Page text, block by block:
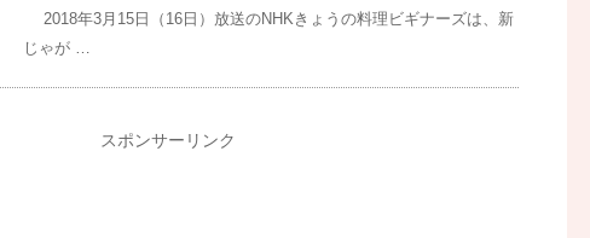
2018年3月15日（16日）放送のNHKきょうの料理ビギナーズは、新
じゃが …
スポンサーリンク